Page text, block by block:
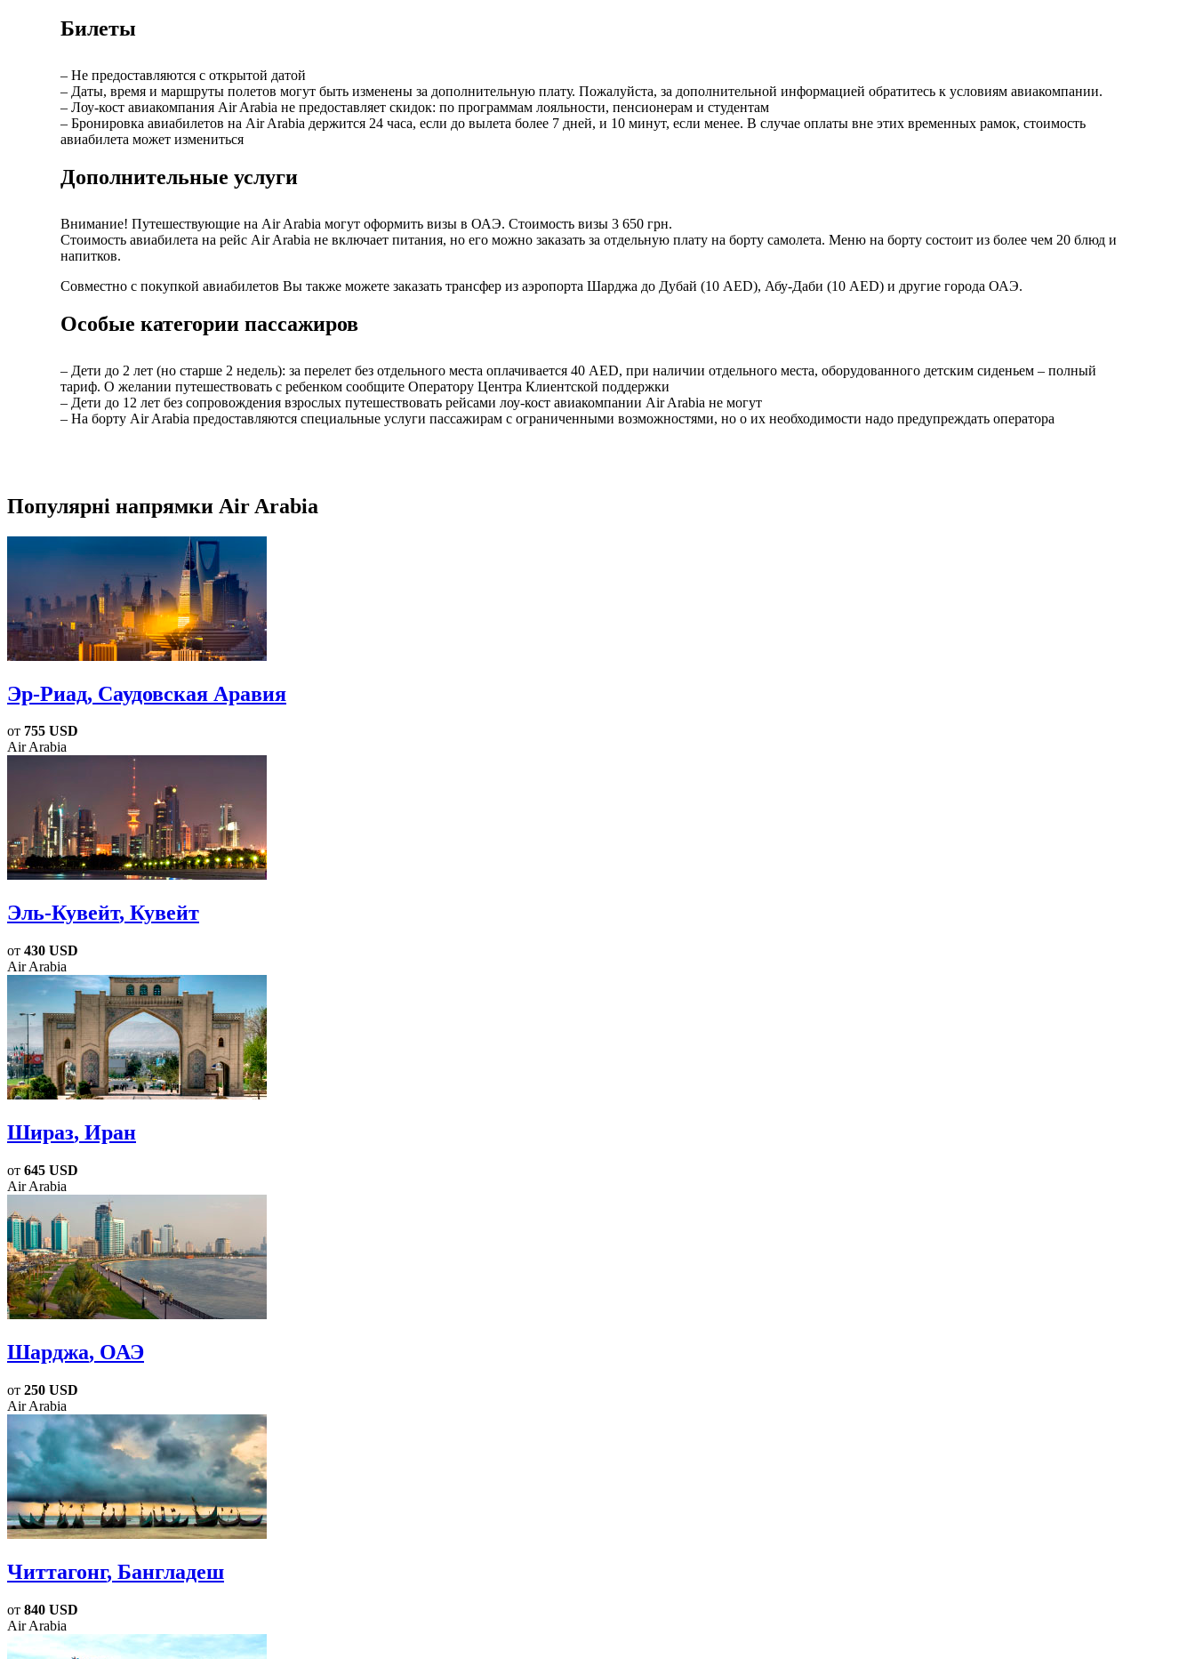
Билеты
– Не предоставляются с открытой датой
– Даты, время и маршруты полетов могут быть изменены за дополнительную плату. Пожалуйста, за дополнительной информацией обратитесь к условиям авиакомпании.
– Лоу-кост авиакомпания Air Arabia не предоставляет скидок: по программам лояльности, пенсионерам и студентам
– Бронировка авиабилетов на Air Arabia держится 24 часа, если до вылета более 7 дней, и 10 минут, если менее. В случае оплаты вне этих временных рамок, стоимость
авиабилета может измениться
Дополнительные услуги
Внимание! Путешествующие на Air Arabia могут оформить визы в ОАЭ. Стоимость визы 3 650 грн.
Стоимость авиабилета на рейс Air Arabia не включает питания, но его можно заказать за отдельную плату на борту самолета. Меню на борту состоит из более чем 20 блюд и
напитков.
Совместно с покупкой авиабилетов Вы также можете заказать трансфер из аэропорта Шарджа до Дубай (10 AED), Абу-Даби (10 AED) и другие города ОАЭ.
Особые категории пассажиров
– Дети до 2 лет (но старше 2 недель): за перелет без отдельного места оплачивается 40 AED, при наличии отдельного места, оборудованного детским сиденьем – полный
тариф. О желании путешествовать с ребенком сообщите Оператору Центра Клиентской поддержки
– Дети до 12 лет без сопровождения взрослых путешествовать рейсами лоу-кост авиакомпании Air Arabia не могут
– На борту Air Arabia предоставляются специальные услуги пассажирам с ограниченными возможностями, но о их необходимости надо предупреждать оператора
Популярні напрямки Air Arabia
Эр-Риад, Саудовская Аравия
от 755 USD
Air Arabia
Эль-Кувейт, Кувейт
от 430 USD
Air Arabia
Шираз, Иран
от 645 USD
Air Arabia
Шарджа, ОАЭ
от 250 USD
Air Arabia
Читтагонг, Бангладеш
от 840 USD
Air Arabia